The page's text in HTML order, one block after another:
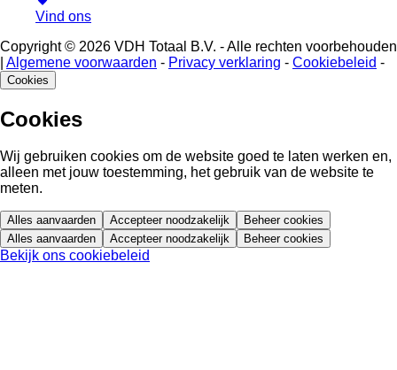
Vind ons
Copyright © 2026 VDH Totaal B.V. - Alle rechten voorbehouden
Algemene voorwaarden - Privacy verklaring - Cookiebeleid -
Cookies
Cookies
Wij gebruiken cookies om de website goed te laten werken en,
alleen met jouw toestemming, het gebruik van de website te
meten.
Alles aanvaarden Accepteer noodzakelijk
Beheer cookies
Alles aanvaarden
Accepteer noodzakelijk Beheer cookies
Bekijk ons cookiebeleid